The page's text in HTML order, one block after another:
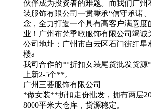
伙伴成为投资者的难题。而我们广
装服饰有限公司一贯秉承“信守承诺
念，全力打造一个具有高客户满意
业！广州布梵季歌服饰有限公司竭诚
公司地址：广州市白云区石门街红星
楼a
我司合作的**折扣女装尾货批发货源
上新2-5个**。
广州三荟服饰有限公司
*做女装**折扣走份批发，拥有两层
8000平米大仓库，货源稳定。